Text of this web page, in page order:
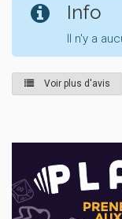
Info
Il n'y a
Voir plus d'avis